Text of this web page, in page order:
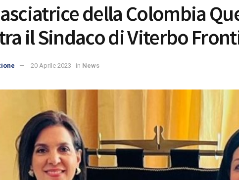
della Colombia
il Sindaco di Viterbo
20 Aprile 2023 in News